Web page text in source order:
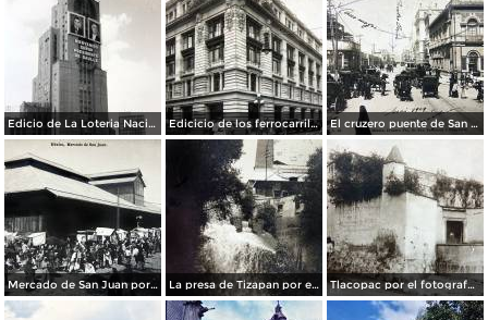
Edicio de La Loteria Nacional Ciudad de México Abril de 1964 Edicicio de los ferrocarriles. El cruzero puente de San Francisco y Guardiola por el fotografo Felix Miret.
Mercado de San Juan por el fotografo Felix Miret La presa de Tizapan por el fotografo Fernando Kososky. ( Circulada el 22 de Diembre de 1910 ). Tlacopac por el fotografo Hugo Brehme.